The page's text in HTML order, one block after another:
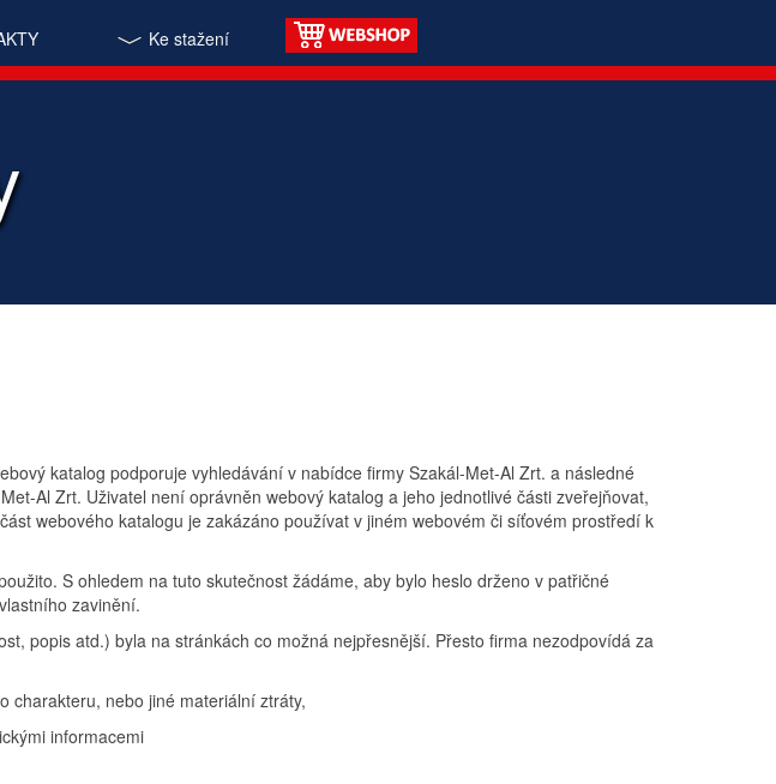
Ke stažení
katalog podporuje vyhledávání v nabídce firmy Szakál-Met-Al Zrt. a následné
Al Zrt. Uživatel není oprávněn webový katalog a jeho jednotlivé části zveřejňovat,
webového katalogu je zakázáno používat v jiném webovém či síťovém prostředí k
S ohledem na tuto skutečnost žádáme, aby bylo heslo drženo v patřičné
zavinění.
popis atd.) byla na stránkách co možná nejpřesnější. Přesto firma nezodpovídá za
charakteru, nebo jiné materiální ztráty,
informacemi